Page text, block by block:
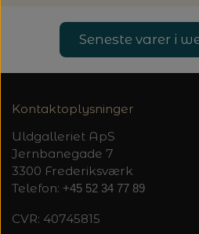
Seneste varer i
Kontaktoplysninger
Uldgalleriet ApS
Jernbanegade 7
3300 Frederiksværk
Telefon: +45 52 34 77 89
CVR: 40745815